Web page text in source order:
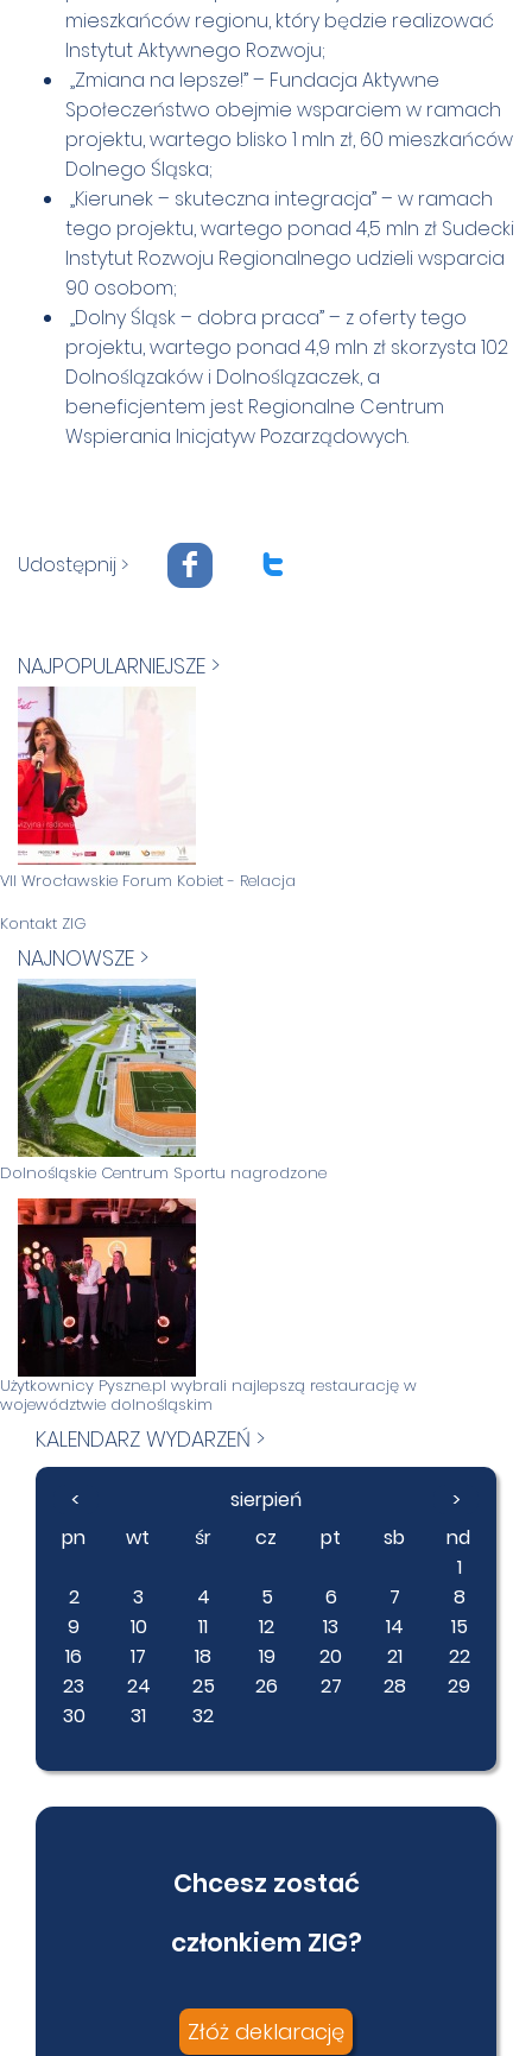
mieszkańców regionu, który będzie realizować
Instytut Aktywnego Rozwoju;
„Zmiana na lepsze!” – Fundacja Aktywne
Społeczeństwo obejmie wsparciem w ramach
projektu, wartego blisko 1 mln zł, 60 mieszkańców
Dolnego Śląska;
„Kierunek – skuteczna integracja” – w ramach
tego projektu, wartego ponad 4,5 mln zł Sudecki
Instytut Rozwoju Regionalnego udzieli wsparcia
90 osobom;
„Dolny Śląsk – dobra praca” – z oferty tego
projektu, wartego ponad 4,9 mln zł skorzysta 102
Dolnoślązaków i Dolnoślązaczek, a
beneficjentem jest Regionalne Centrum
Wspierania Inicjatyw Pozarządowych.
Udostępnij > F T
NAJPOPULARNIEJSZE >
VII Wrocławskie Forum Kobiet - Relacja
Kontakt ZIG
NAJNOWSZE >
Dolnośląskie Centrum Sportu nagrodzone
Użytkownicy Pyszne.pl wybrali najlepszą restaurację w
województwie dolnośląskim
KALENDARZ WYDARZEŃ >
< sierpień
>
pn
wt śr cz pt sb
nd
1
2
3 4 5 6 7
8
9
10 11 12 13 14
15
16
17 18 19 20 21
22
23
24 25 26 27 28
29
30
31 32
Chcesz zostać
członkiem ZIG?
Złóż deklarację